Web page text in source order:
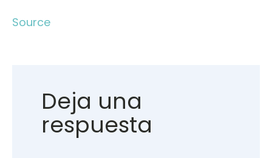
Source
Deja una
respuesta